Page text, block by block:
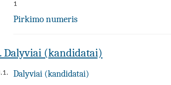
1
Pirkimo numeris
Dalyviai (kandidatai)
Dalyviai (kandidatai)